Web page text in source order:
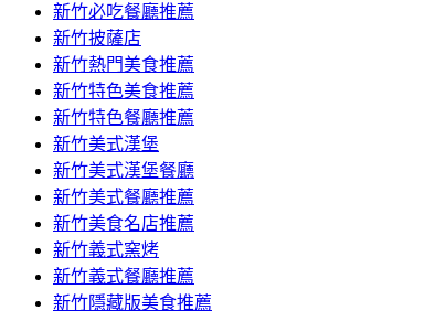
新竹必吃餐廳推薦
新竹披薩店
新竹熱門美食推薦
新竹特色美食推薦
新竹特色餐廳推薦
新竹美式漢堡
新竹美式漢堡餐廳
新竹美式餐廳推薦
新竹美食名店推薦
新竹義式窯烤
新竹義式餐廳推薦
新竹隱藏版美食推薦